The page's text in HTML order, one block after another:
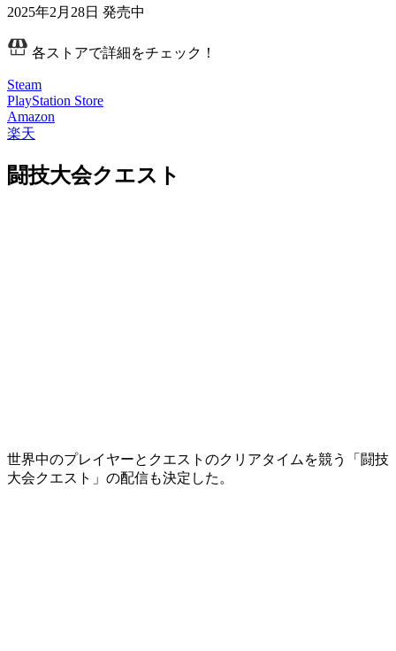
2025年2月28日 発売中
各ストアで詳細をチェック！
Steam
PlayStation Store
Amazon
楽天
闘技大会クエスト
世界中のプレイヤーとクエストのクリアタイムを競う「 闘技
大会クエスト 」の配信も決定した。